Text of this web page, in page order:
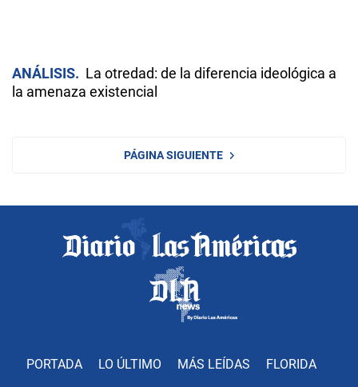
ANÁLISIS
La otredad: de la diferencia ideológica a
la amenaza existencial
PÁGINA SIGUIENTE
PORTADA LO ÚLTIMO MÁS LEÍDAS FLORIDA